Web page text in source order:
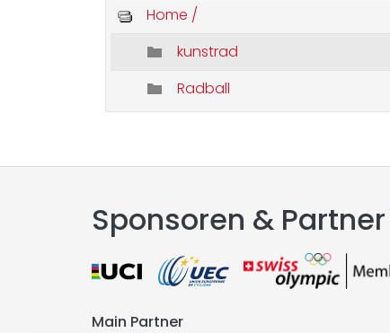
Home /
kunstrad
Radball
Sponsoren & Partner
Main Partner